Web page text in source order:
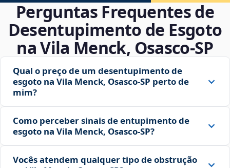
Perguntas Frequentes de
Desentupimento de Esgoto
na Vila Menck, Osasco‑SP
Qual o preço de um desentupimento de
esgoto na Vila Menck, Osasco‑SP perto de
mim?
Como perceber sinais de entupimento de
esgoto na Vila Menck, Osasco‑SP?
Vocês atendem qualquer tipo de obstrução